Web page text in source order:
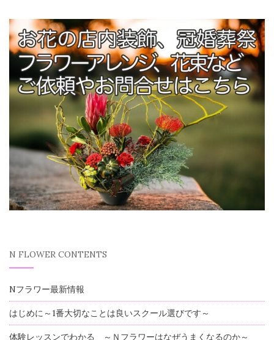
N FLOWER CONTENTS
Nフラワー最新情報
はじめに～1番大切なことは良いスクール選びです～
体験レッスンでわかる ～Ｎフラワーはなぜうまくなるのか～